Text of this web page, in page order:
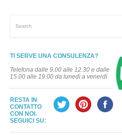
TI SERVE UNA CONSULENZA?
Telefona dalle 9.00 alle 12.30 e dalle
15.00 alle 19.00 da lunedì a venerdì
RESTA IN
CONTATTO
CON NOI.
SEGUICI SU: